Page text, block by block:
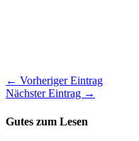
← Vorheriger Eintrag
Nächster Eintrag →
Gutes zum Lesen